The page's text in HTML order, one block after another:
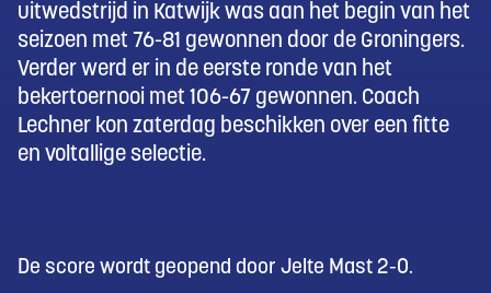
uitwedstrijd in Katwijk was aan het begin van het
seizoen met 76-81 gewonnen door de Groningers.
Verder werd er in de eerste ronde van het
bekertoernooi met 106-67 gewonnen. Coach
Lechner kon zaterdag beschikken over een fitte
en voltallige selectie.
De score wordt geopend door Jelte Mast 2-0.